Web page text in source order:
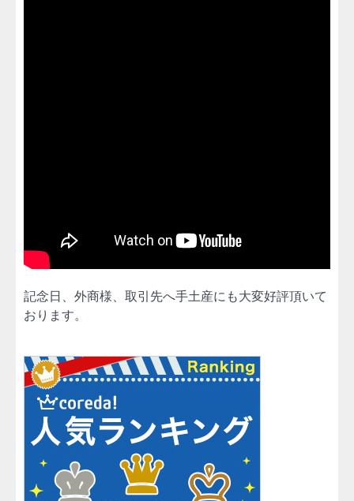
記念日、外商様、取引先へ手土産にも大変好評頂いて
おります。